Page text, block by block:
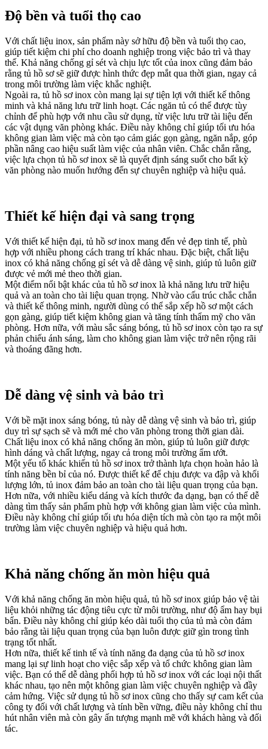
Độ bền và tuổi thọ cao
Với chất liệu inox, sản phẩm này sở hữu độ bền và tuổi thọ cao,
giúp tiết kiệm chi phí cho doanh nghiệp trong việc bảo trì và thay
thế. Khả năng chống gỉ sét và chịu lực tốt của inox cũng đảm bảo
rằng tủ hồ sơ sẽ giữ được hình thức đẹp mắt qua thời gian, ngay cả
trong môi trường làm việc khắc nghiệt.
Ngoài ra, tủ hồ sơ inox còn mang lại sự tiện lợi với thiết kế thông
minh và khả năng lưu trữ linh hoạt. Các ngăn tủ có thể được tùy
chỉnh để phù hợp với nhu cầu sử dụng, từ việc lưu trữ tài liệu đến
các vật dụng văn phòng khác. Điều này không chỉ giúp tối ưu hóa
không gian làm việc mà còn tạo cảm giác gọn gàng, ngăn nắp, góp
phần nâng cao hiệu suất làm việc của nhân viên. Chắc chắn rằng,
việc lựa chọn tủ hồ sơ inox sẽ là quyết định sáng suốt cho bất kỳ
văn phòng nào muốn hướng đến sự chuyên nghiệp và hiệu quả.
Thiết kế hiện đại và sang trọng
Với thiết kế hiện đại, tủ hồ sơ inox mang đến vẻ đẹp tinh tế, phù
hợp với nhiều phong cách trang trí khác nhau. Đặc biệt, chất liệu
inox có khả năng chống gỉ sét và dễ dàng vệ sinh, giúp tủ luôn giữ
được vẻ mới mẻ theo thời gian.
Một điểm nổi bật khác của tủ hồ sơ inox là khả năng lưu trữ hiệu
quả và an toàn cho tài liệu quan trọng. Nhờ vào cấu trúc chắc chắn
và thiết kế thông minh, người dùng có thể sắp xếp hồ sơ một cách
gọn gàng, giúp tiết kiệm không gian và tăng tính thẩm mỹ cho văn
phòng. Hơn nữa, với màu sắc sáng bóng, tủ hồ sơ inox còn tạo ra sự
phản chiếu ánh sáng, làm cho không gian làm việc trở nên rộng rãi
và thoáng đãng hơn.
Dễ dàng vệ sinh và bảo trì
Với bề mặt inox sáng bóng, tủ này dễ dàng vệ sinh và bảo trì, giúp
duy trì sự sạch sẽ và mới mẻ cho văn phòng trong thời gian dài.
Chất liệu inox có khả năng chống ăn mòn, giúp tủ luôn giữ được
hình dáng và chất lượng, ngay cả trong môi trường ẩm ướt.
Một yếu tố khác khiến tủ hồ sơ inox trở thành lựa chọn hoàn hảo là
tính năng bền bỉ của nó. Được thiết kế để chịu được va đập và khối
lượng lớn, tủ inox đảm bảo an toàn cho tài liệu quan trọng của bạn.
Hơn nữa, với nhiều kiểu dáng và kích thước đa dạng, bạn có thể dễ
dàng tìm thấy sản phẩm phù hợp với không gian làm việc của mình.
Điều này không chỉ giúp tối ưu hóa diện tích mà còn tạo ra một môi
trường làm việc chuyên nghiệp và hiệu quả hơn.
Khả năng chống ăn mòn hiệu quả
Với khả năng chống ăn mòn hiệu quả, tủ hồ sơ inox giúp bảo vệ tài
liệu khỏi những tác động tiêu cực từ môi trường, như độ ẩm hay bụi
bẩn. Điều này không chỉ giúp kéo dài tuổi thọ của tủ mà còn đảm
bảo rằng tài liệu quan trọng của bạn luôn được giữ gìn trong tình
trạng tốt nhất.
Hơn nữa, thiết kế tinh tế và tính năng đa dạng của tủ hồ sơ inox
mang lại sự linh hoạt cho việc sắp xếp và tổ chức không gian làm
việc. Bạn có thể dễ dàng phối hợp tủ hồ sơ inox với các loại nội thất
khác nhau, tạo nên một không gian làm việc chuyên nghiệp và đầy
cảm hứng. Việc sử dụng tủ hồ sơ inox cũng cho thấy sự cam kết của
công ty đối với chất lượng và tính bền vững, điều này không chỉ thu
hút nhân viên mà còn gây ấn tượng mạnh mẽ với khách hàng và đối
tác.